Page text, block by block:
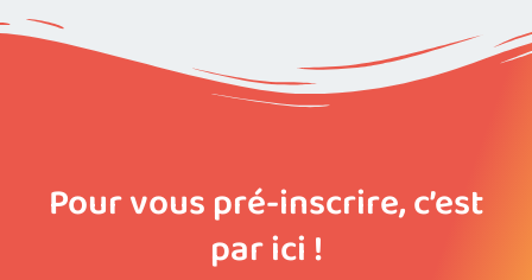
Pour vous pré-inscrire, c’est
par ici !